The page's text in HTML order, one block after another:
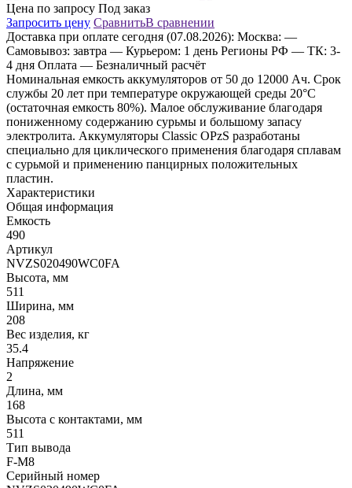
Цена по запросу Под заказ
Запросить цену СравнитьВ сравнении
Доставка при оплате сегодня (07.08.2026): Москва: —
Самовывоз: завтра — Курьером: 1 день Регионы РФ — ТК: 3-
4 дня Оплата — Безналичный расчёт
Номинальная емкость аккумуляторов от 50 до 12000 Aч. Срок
службы 20 лет при температуре окружающей среды 20°C
(остаточная емкость 80%). Малое обслуживание благодаря
пониженному содержанию сурьмы и большому запасу
электролита. Аккумуляторы Classic OPzS разработаны
специально для циклического применения благодаря сплавам
с сурьмой и применению панцирных положительных
пластин.
Характеристики
Общая информация
Емкость
490
Артикул
NVZS020490WC0FA
Высота, мм
511
Ширина, мм
208
Вес изделия, кг
35.4
Напряжение
2
Длина, мм
168
Высота с контактами, мм
511
Тип вывода
F-M8
Серийный номер